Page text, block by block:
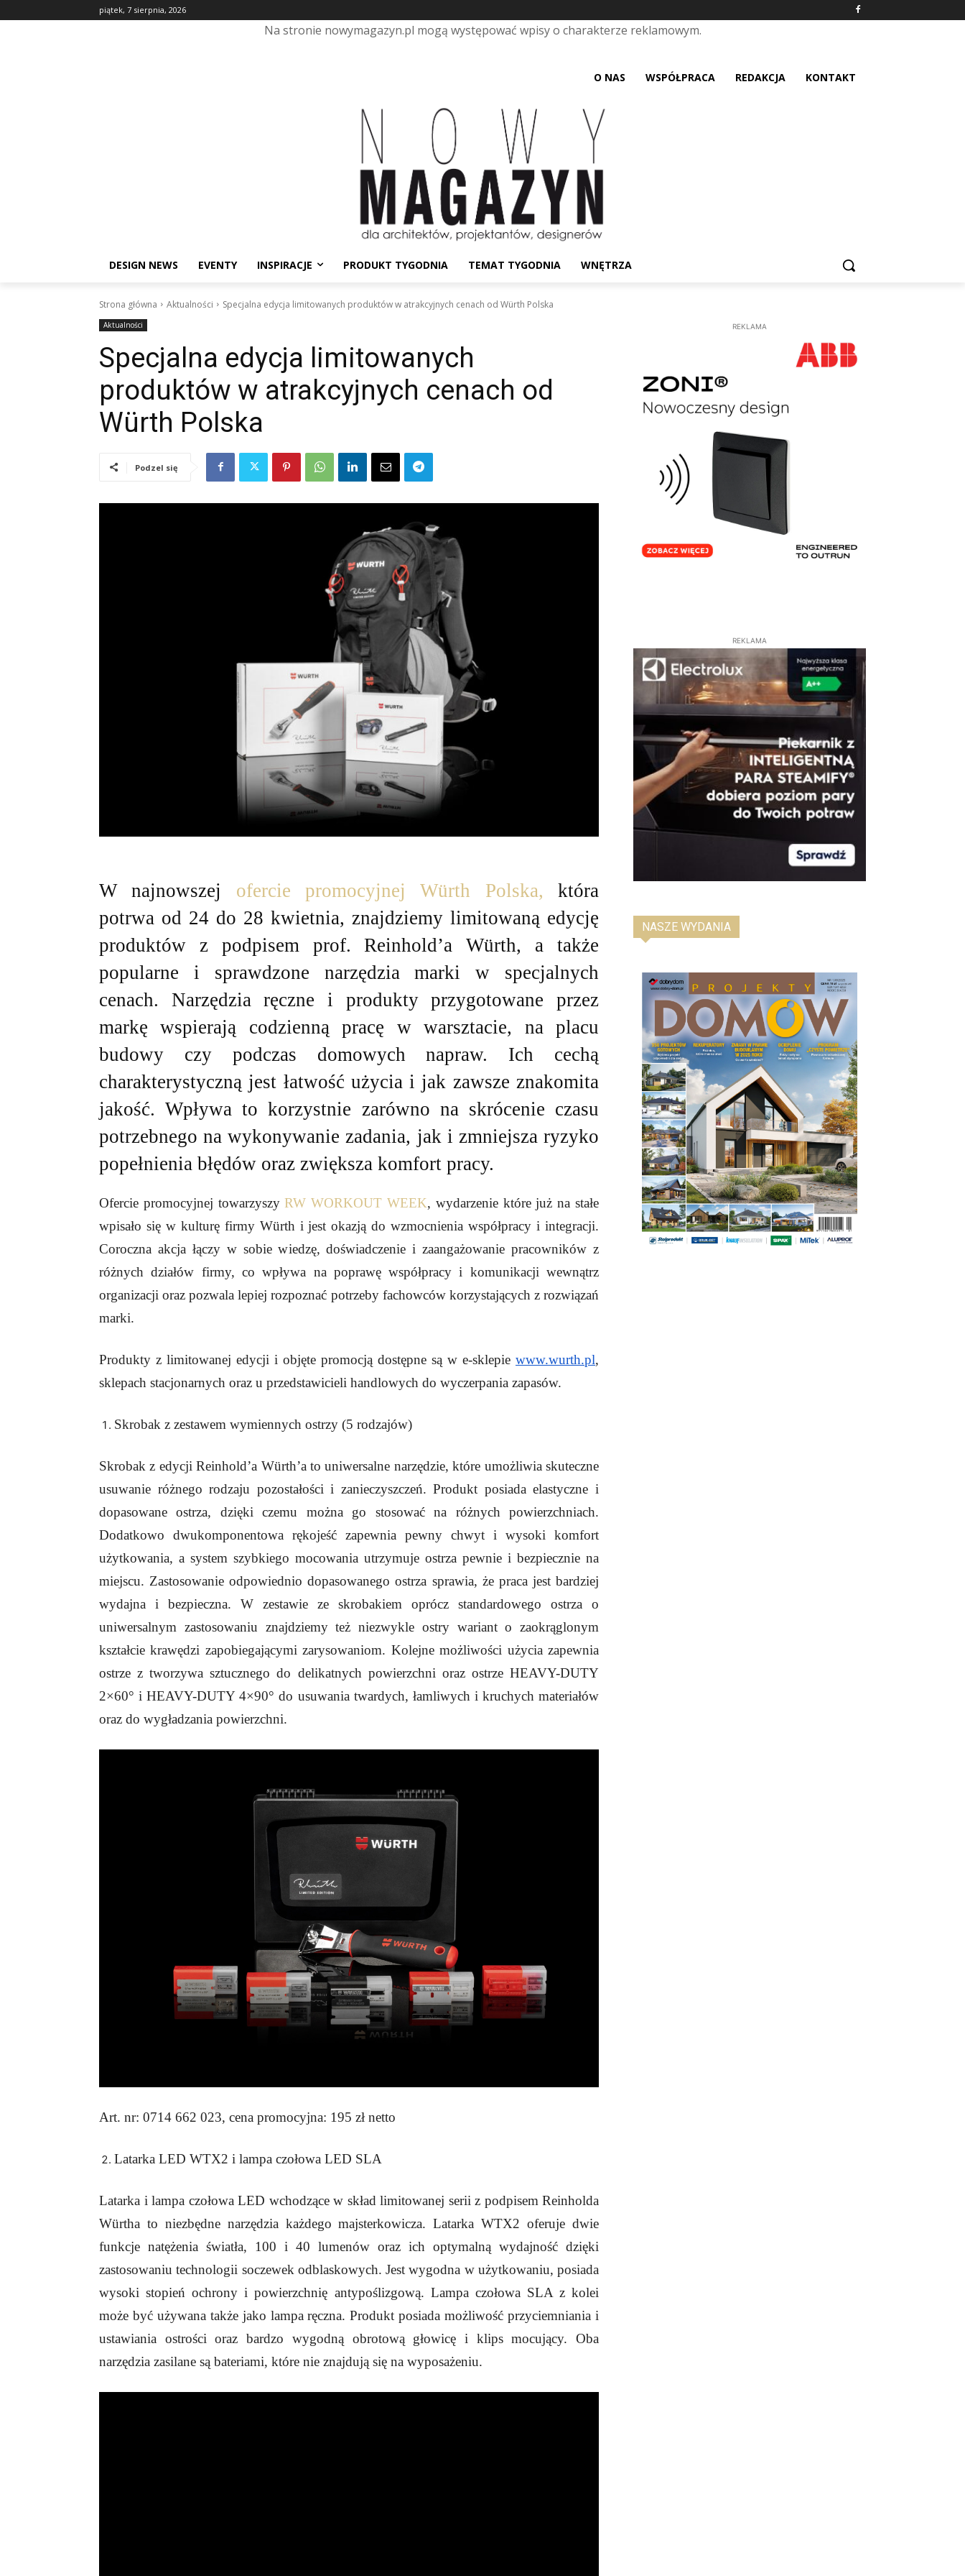
piątek, 7 sierpnia, 2026
Na stronie nowymagazyn.pl mogą występować wpisy o charakterze reklamowym.
O NAS WSPÓŁPRACA REDAKCJA KONTAKT
DESIGN NEWS EVENTY INSPIRACJE PRODUKT TYGODNIA TEMAT TYGODNIA WNĘTRZA
Strona główna Aktualności Specjalna edycja limitowanych produktów w atrakcyjnych cenach od Würth Polska
Aktualności
Specjalna edycja limitowanych
produktów w atrakcyjnych cenach od
Würth Polska
Podzel się
W najnowszej ofercie promocyjnej Würth Polska, która
potrwa od 24 do 28 kwietnia, znajdziemy limitowaną edycję
produktów z podpisem prof. Reinhold’a Würth, a także
popularne i sprawdzone narzędzia marki w specjalnych
cenach. Narzędzia ręczne i produkty przygotowane przez
markę wspierają codzienną pracę w warsztacie, na placu
budowy czy podczas domowych napraw. Ich cechą
charakterystyczną jest łatwość użycia i jak zawsze znakomita
jakość. Wpływa to korzystnie zarówno na skrócenie czasu
potrzebnego na wykonywanie zadania, jak i zmniejsza ryzyko
popełnienia błędów oraz zwiększa komfort pracy.
Ofercie promocyjnej towarzyszyRW WORKOUT WEEK, wydarzenie które już na stałe
wpisało się w kulturę firmy Würth i jest okazją do wzmocnienia współpracy i integracji.
Coroczna akcja łączy w sobie wiedzę, doświadczenie i zaangażowanie pracowników z
różnych działów firmy, co wpływa na poprawę współpracy i komunikacji wewnątrz
organizacji oraz pozwala lepiej rozpoznać potrzeby fachowców korzystających z rozwiązań
marki.
Produkty z limitowanej edycji i objęte promocją dostępne są w e-sklepie www.wurth.pl,
sklepach stacjonarnych oraz u przedstawicieli handlowych do wyczerpania zapasów.
Skrobak z zestawem wymiennych ostrzy (5 rodzajów)
Skrobak z edycji Reinhold’a Würth’a to uniwersalne narzędzie, które umożliwia skuteczne
usuwanie różnego rodzaju pozostałości i zanieczyszczeń. Produkt posiada elastyczne i
dopasowane ostrza, dzięki czemu można go stosować na różnych powierzchniach.
Dodatkowo dwukomponentowa rękojeść zapewnia pewny chwyt i wysoki komfort
użytkowania, a system szybkiego mocowania utrzymuje ostrza pewnie i bezpiecznie na
miejscu. Zastosowanie odpowiednio dopasowanego ostrza sprawia, że praca jest bardziej
wydajna i bezpieczna. W zestawie ze skrobakiem oprócz standardowego ostrza o
uniwersalnym zastosowaniu znajdziemy też niezwykle ostry wariant o zaokrąglonym
kształcie krawędzi zapobiegającymi zarysowaniom. Kolejne możliwości użycia zapewnia
ostrze z tworzywa sztucznego do delikatnych powierzchni oraz ostrze HEAVY-DUTY
2×60° i HEAVY-DUTY 4×90° do usuwania twardych, łamliwych i kruchych materiałów
oraz do wygładzania powierzchni.
Art. nr: 0714 662 023, cena promocyjna: 195 zł netto
Latarka LED WTX2 i lampa czołowa LED SLA
Latarka i lampa czołowa LED wchodzące w skład limitowanej serii z podpisem Reinholda
Würtha to niezbędne narzędzia każdego majsterkowicza. Latarka WTX2 oferuje dwie
funkcje natężenia światła, 100 i 40 lumenów oraz ich optymalną wydajność dzięki
zastosowaniu technologii soczewek odblaskowych. Jest wygodna w użytkowaniu, posiada
wysoki stopień ochrony i powierzchnię antypoślizgową. Lampa czołowa SLA z kolei
może być używana także jako lampa ręczna. Produkt posiada możliwość przyciemniania i
ustawiania ostrości oraz bardzo wygodną obrotową głowicę i klips mocujący. Oba
narzędzia zasilane są bateriami, które nie znajdują się na wyposażeniu.
REKLAMA
REKLAMA
NASZE WYDANIA